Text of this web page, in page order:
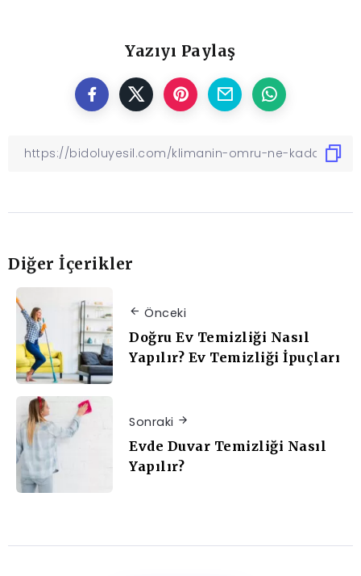
Yazıyı Paylaş
Diğer İçerikler
Önceki
Doğru Ev Temizliği Nasıl
Yapılır? Ev Temizliği İpuçları
Sonraki
Evde Duvar Temizliği Nasıl
Yapılır?